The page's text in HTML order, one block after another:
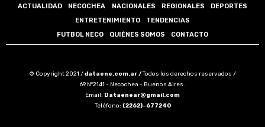
ACTUALIDAD NECOCHEA NACIONALES REGIONALES
DEPORTES
ENTRETENIMIENTO
TENDENCIAS
FUTBOL NECO
QUIÉNES SOMOS CONTACTO
© Copyright 2021 /dataene.com.ar /Todos los derechos reservados /
69 N°2141 - Necochea - Buenos Aires.
Email: Dataenear@gmail.com
Teléfono: (2262)-677240